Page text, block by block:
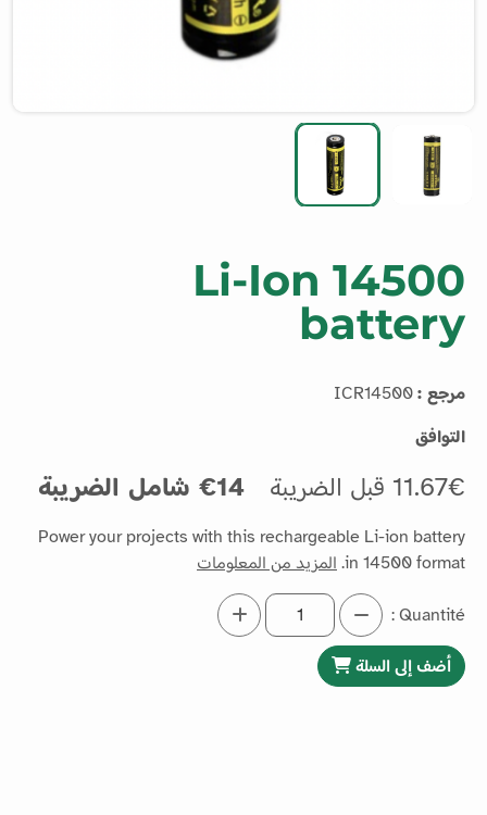
Li-Ion 14500
battery
مرجع :
التوافق
11.67€ قبل الضريبة 14€ شامل الضريبة
Power your projects with this rechargeable Li-ion battery
in 14500 format. المزيد من المعلومات
Quantité :
أضف إلى السلة